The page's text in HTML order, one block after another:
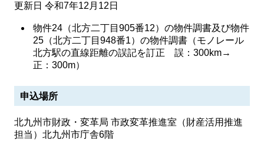
更新日 令和7年12月12日
物件24（北方二丁目905番12）の物件調書及び物件
25（北方二丁目948番1）の物件調書（モノレール
北方駅の直線距離の誤記を訂正 誤：300km→
正：300m）
申込場所
北九州市財政・変革局 市政変革推進室（財産活用推進
担当）北九州市庁舎6階